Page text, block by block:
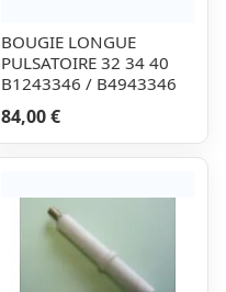
BOUGIE LONGUE
PULSATOIRE 32 34 40
B1243346 / B4943346
84,00 €